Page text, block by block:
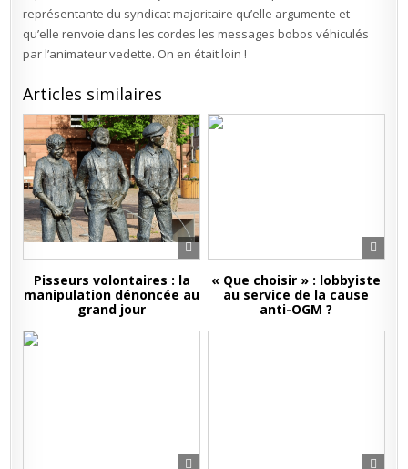
représentante du syndicat majoritaire qu’elle argumente et
qu’elle renvoie dans les cordes les messages bobos véhiculés
par l’animateur vedette. On en était loin !
Articles similaires
Pisseurs volontaires : la
manipulation dénoncée au
grand jour
« Que choisir » : lobbyiste
au service de la cause
anti-OGM ?